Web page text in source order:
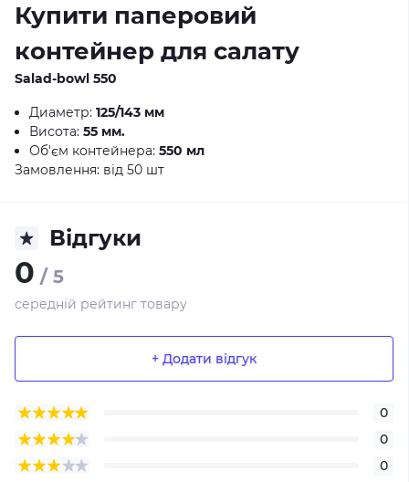
Купити паперовий
контейнер для салату
Salad-bowl 550
Диаметр: 125/143 мм
Висота: 55 мм.
Об'єм контейнера: 550 мл
Замовлення: від 50 шт
Відгуки
0 / 5
середній рейтинг товару
+ Додати відгук
0
0
0